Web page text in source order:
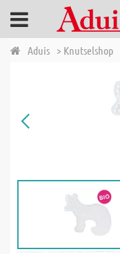
Aduis > Knutselshop